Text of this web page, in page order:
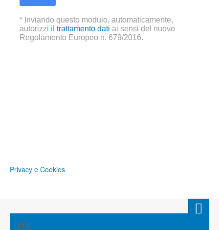
* Inviando questo modulo, automaticamente,
autorizzi il trattamento dati ai sensi del nuovo
Regolamento Europeo n. 679/2016.
Privacy e Cookies
Blog